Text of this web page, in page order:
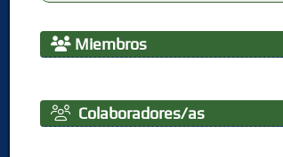
Miembros
Colaboradores/as